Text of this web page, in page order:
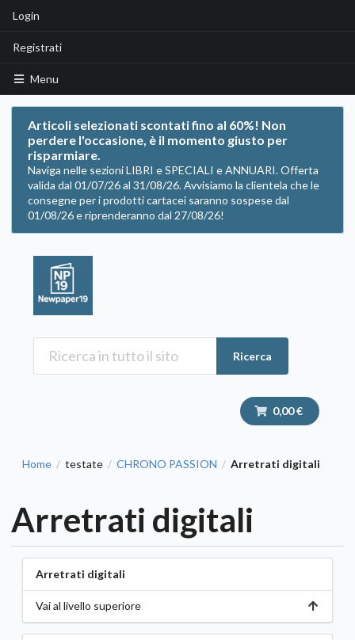
Login
Registrati
Menu
Articoli selezionati scontati fino al 60%! Non
perdere l'occasione, è il momento giusto per
risparmiare.
Naviga nelle sezioni LIBRI e SPECIALI e ANNUARI. Offerta
valida dal 01/07/26 al 31/08/26. Avvisiamo la clientela che le
consegne per i prodotti cartacei saranno sospese dal
01/08/26 e riprenderanno dal 27/08/26!
Ricerca
0,00 €
Home / testate / CHRONO PASSION / Arretrati digitali
Arretrati digitali
Arretrati digitali
Vai al livello superiore